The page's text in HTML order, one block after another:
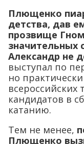
Плющенко
детства, дав
прозвище
значительных
Александр не
выступал по
но
всероссийских
кандидатов в
катанию.
Тем не менее,
Плющенко